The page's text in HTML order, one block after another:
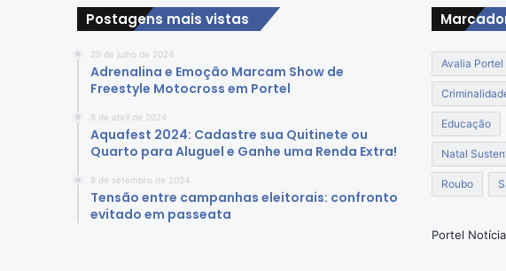
e
s
p
e
i
a
i
d
é
s
i
a
a
o
a
p
o
r
Postagens mais vistas
29 de julho de 2024
Adrenalina e Emoção Marcam Show de
Freestyle Motocross em Portel
8 de abril de 2024
Aquafest 2024: Cadastre sua Quitinete ou
Quarto para Aluguel e Ganhe uma Renda Extra!
8 de setembro de 2024
Tensão entre campanhas eleitorais: confronto
evitado em passeata
Avalia Portel
Educação
Natal
Roubo
Portel